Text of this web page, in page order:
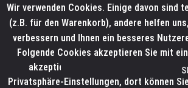
Wir verwenden Cookies. Einige davon sind
(z.B. für den Warenkorb), andere helfen
verbessern und Ihnen ein besseres
Folgende Cookies akzeptieren Sie mit
akzeptieren. Weitere Informationen
Privatsphäre-Einstellungen, dort können